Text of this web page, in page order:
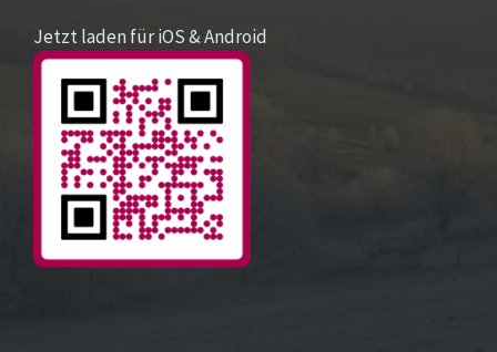
Jetzt laden für iOS & Android